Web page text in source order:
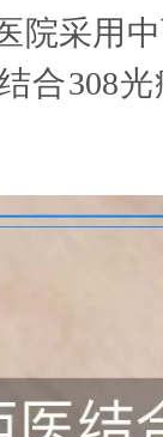
院采用
合308